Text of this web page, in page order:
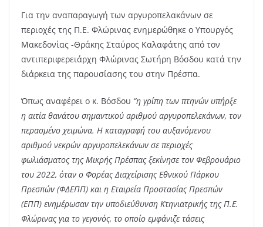
Για την αναπαραγωγή των αργυροπελακάνων σε
περιοχές της Π.Ε. Φλώρινας ενημερώθηκε ο Υπουργός
Μακεδονίας -Θράκης Σταύρος Καλαφάτης από τον
αντιπεριφερειάρχη Φλώρινας Σωτήρη Βόσδου κατά την
διάρκεια της παρουσίασης του στην Πρέσπα.
Όπως αναφέρει ο κ. Βόσδου “η γρίπη των πτηνών υπήρξε
η αιτία θανάτου σημαντικού αριθμού αργυροπελεκάνων, τον
περασμένο χειμώνα. Η καταγραφή του αυξανόμενου
αριθμού νεκρών αργυροπελεκάνων σε περιοχές
φωλιάσματος της Μικρής Πρέσπας ξεκίνησε τον Φεβρουάριο
του 2022, όταν ο Φορέας Διαχείρισης Εθνικού Πάρκου
Πρεσπών (ΦΔΕΠΠ) και η Εταιρεία Προστασίας Πρεσπών
(ΕΠΠ) ενημέρωσαν την υποδιεύθυνση Κτηνιατρικής της Π.Ε.
Φλώρινας για το γεγονός, το οποίο εμφάνιζε τάσεις